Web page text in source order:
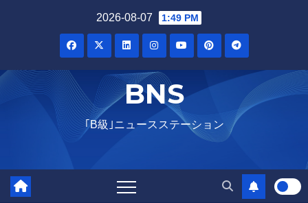
2026-08-07 1:49 PM
BNS
｢B級｣ニュースステーション